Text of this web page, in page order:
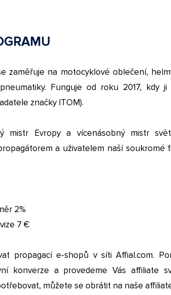
zaměřuje na motocyklové oblečení,
Funguje od roku 2017, kdy ji
značky ITOM).
mistr Evropy a vícenásobný mistr
a uživatelem naší soukromé
2%
7 €
propagací e-shopů v síti Affial.com.
konverze a provedeme Vás affiliate
můžete se obrátit na naše